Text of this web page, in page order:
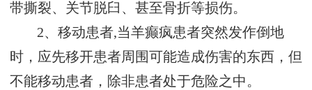
带撕裂、关节脱臼、甚至骨折等损伤。
2、移动患者,当羊癫疯患者突然发作倒地
时，应先移开患者周围可能造成伤害的东西，但
不能移动患者，除非患者处于危险之中。